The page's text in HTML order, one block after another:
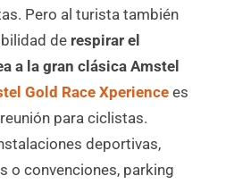
Pero al turista también
de respirar el
a la gran clásica Amstel
Gold Race Xperiencees
para ciclistas.
deportivas,
o convenciones, parking